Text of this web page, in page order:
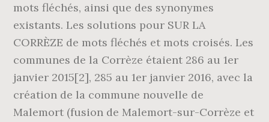
mots fléchés, ainsi que des synonymes
existants. Les solutions pour SUR LA
CORRÈZE de mots fléchés et mots croisés. Les
communes de la Corrèze étaient 286 au 1er
janvier 2015[2], 285 au 1er janvier 2016, avec la
création de la commune nouvelle de
Malemort (fusion de Malemort-sur-Corrèze et